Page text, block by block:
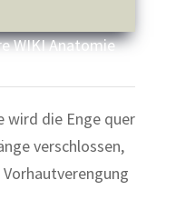
WIKI Anatomie
wird die Enge quer
verschlossen,